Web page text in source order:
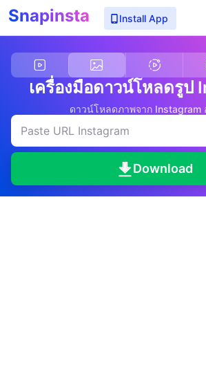
Snapinsta Install App
เครื่องมือดาวน์โหลดรูป
ดาวน์โหลดภาพจาก Instagram
Download